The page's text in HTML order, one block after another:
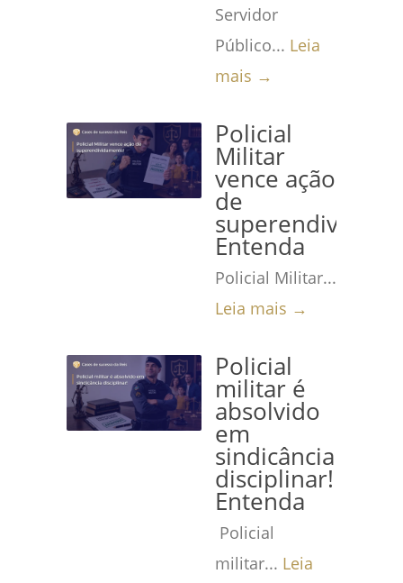
Servidor
Público... Leia
mais →
Policial
Militar
vence ação
de
Entenda
Policial Militar...
Leia mais →
Policial
militar é
absolvido
em
sindicância
disciplinar!
Entenda
Policial
militar... Leia